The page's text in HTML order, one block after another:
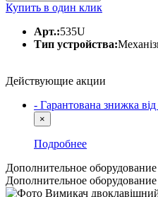
Купить в один клик
Арт.:535U
Тип устройства:
Действующие акции
- Гарантована знижка
×
Подробнее
Дополнительное оборудование
Дополнительное оборудование